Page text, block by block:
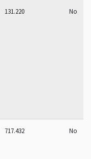
131.220 No
717.432 No